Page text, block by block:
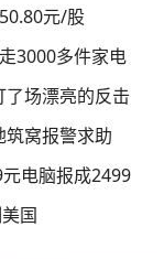
元/股
3000多件家电
场漂亮的反击
窝报警求助
电脑报成2499
国